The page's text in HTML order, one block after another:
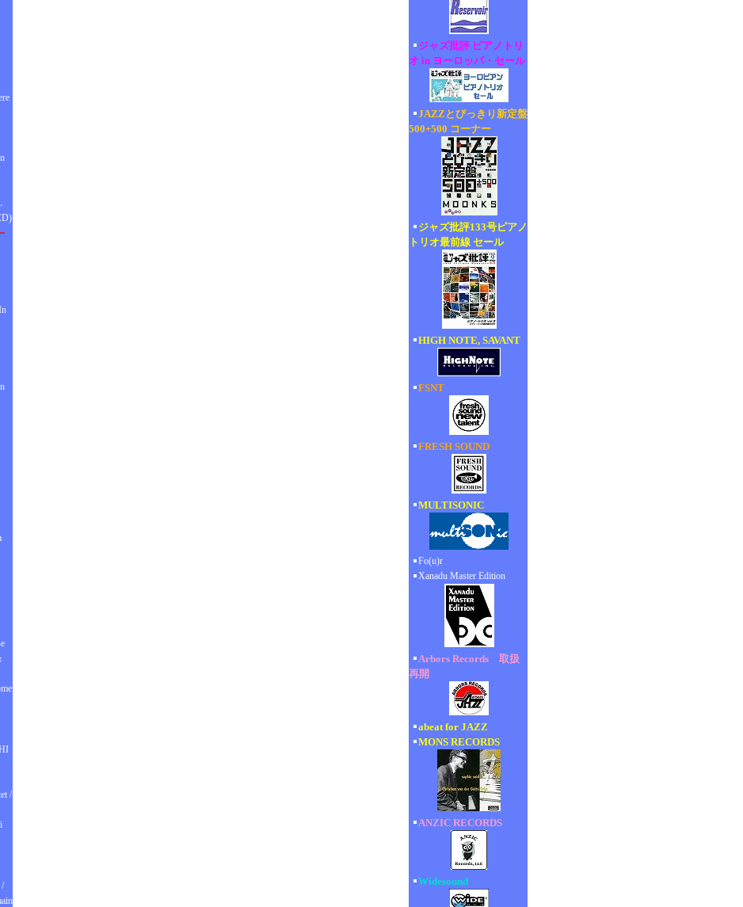
/
/
ジャズ批評 ピアノトリ
オ in ヨーロッパ・セール
JAZZとびっきり新定盤
500+500 コーナー
ジャズ批評133号ピアノ
トリオ最前線 セール
HIGH NOTE, SAVANT
FSNT
FRESH SOUND
MULTISONIC
Fo(u)r
Xanadu Master Edition
Arbors Records 取扱
再開
abeat for JAZZ
MONS RECORDS
ANZIC RECORDS
Widesound